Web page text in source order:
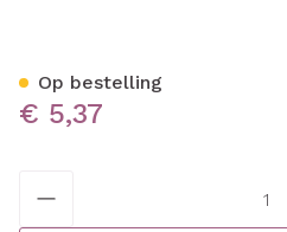
€ 5,37
Op bestelling